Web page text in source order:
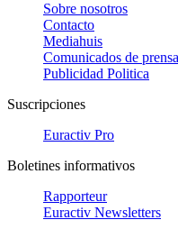
Sobre nosotros
Contacto
Mediahuis
Comunicados de prensa
Publicidad Politica
Suscripciones
Euractiv Pro
Boletines informativos
Rapporteur
Euractiv Newsletters